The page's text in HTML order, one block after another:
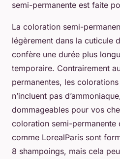
semi-permanente est faite
La coloration semi-
légèrement dans la cuticule
confère une durée plus
temporaire. Contrairement
permanentes, les
n’incluent pas
dommageables pour vos
coloration semi-permanente
comme LorealParis sont
8 shampoings, mais cela